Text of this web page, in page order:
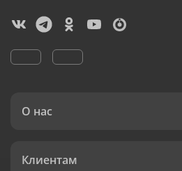
О нас
Клиентам